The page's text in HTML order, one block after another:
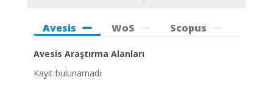
Avesis WoS Scopus
Avesis Araştırma Alanları
Kayıt bulunamadı